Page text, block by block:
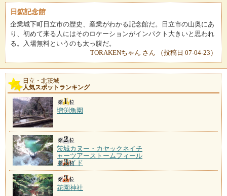
日鉱記念館
企業城下町日立市の歴史、産業がわかる記念館だ。日立市の山奥にあ
り、初めて来る人にはそのロケーションがインパクト大きいと思われ
る。入場無料というのも太っ腹だ。
TORAKENちゃん さん （投稿日 07-04-23）
日立・北茨城
人気スポットランキング
増渕魚園
茨城カヌー・カヤックネイチ
ャーツアーストームフィール
ドガイド
花園神社